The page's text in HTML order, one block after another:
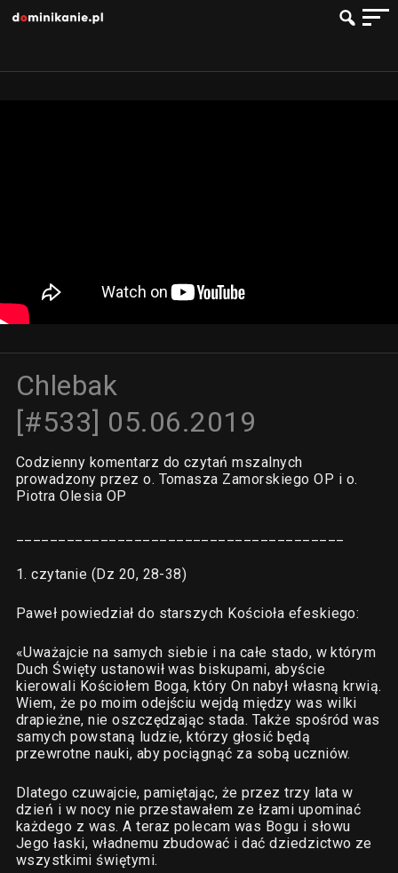
Chlebak
[#533] 05.06.2019
Codzienny komentarz do czytań mszalnych
prowadzony przez o. Tomasza Zamorskiego OP i o.
Piotra Olesia OP
1. czytanie (Dz 20, 28-38)
Paweł powiedział do starszych Kościoła efeskiego:
«Uważajcie na samych siebie i na całe stado, w którym
Duch Święty ustanowił was biskupami, abyście
kierowali Kościołem Boga, który On nabył własną krwią.
Wiem, że po moim odejściu wejdą między was wilki
drapieżne, nie oszczędzając stada. Także spośród was
samych powstaną ludzie, którzy głosić będą
przewrotne nauki, aby pociągnąć za sobą uczniów.
Dlatego czuwajcie, pamiętając, że przez trzy lata w
dzień i w nocy nie przestawałem ze łzami upominać
każdego z was. A teraz polecam was Bogu i słowu
Jego łaski, władnemu zbudować i dać dziedzictwo ze
wszystkimi świętymi.